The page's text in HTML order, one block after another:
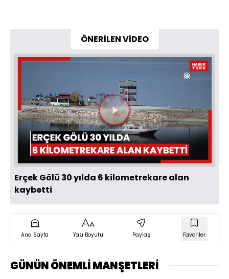
ÖNERİLEN VİDEO
Videoyu
Oynat
Erçek Gölü 30 yılda 6 kilometrekare alan
kaybetti
Ana Sayfa Yazı Boyutu Paylaş Favoriler
GÜNÜN ÖNEMLİ MANŞETLERİ